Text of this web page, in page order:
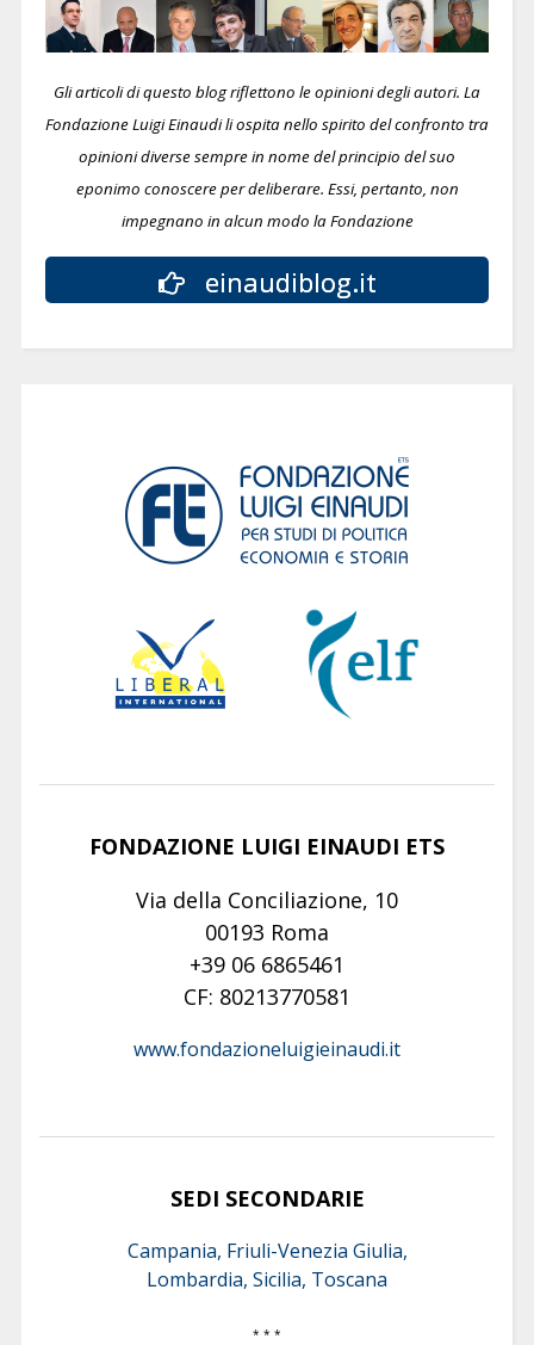
Gli articoli di questo blog riflettono le opinioni degli autori. La
Fondazione Luigi Einaudi li ospita nello spirito del confronto tra
opinioni diverse sempre in nome del principio del suo
eponimo conoscere per deliberare. Essi, pertanto, non
impegnano in alcun modo la Fondazione
einaudiblog.it
FONDAZIONE LUIGI EINAUDI ETS
Via della Conciliazione, 10
00193 Roma
+39 06 6865461
CF: 80213770581
www.fondazioneluigieinaudi.it
SEDI SECONDARIE
Campania, Friuli-Venezia Giulia,
Lombardia, Sicilia, Toscana
* * *